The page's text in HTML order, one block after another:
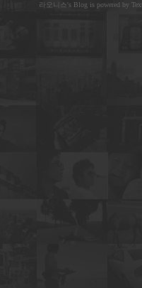
라오니스's Blog is powered by